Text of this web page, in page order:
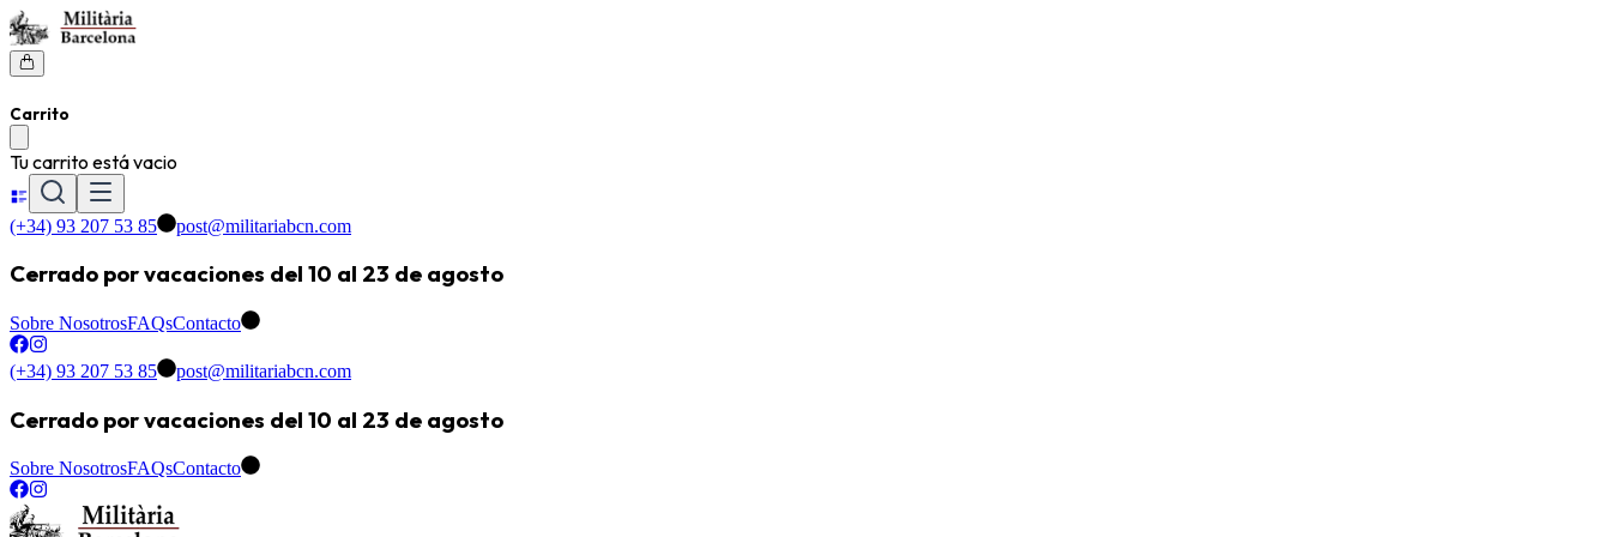
Carrito
Tu carrito está vacio
(+34) 93 207 53 85 post@militariabcn.com
Cerrado por vacaciones del 10 al 23 de agosto
Sobre NosotrosFAQsContacto
(+34) 93 207 53 85 post@militariabcn.com
Cerrado por vacaciones del 10 al 23 de agosto
Sobre NosotrosFAQsContacto